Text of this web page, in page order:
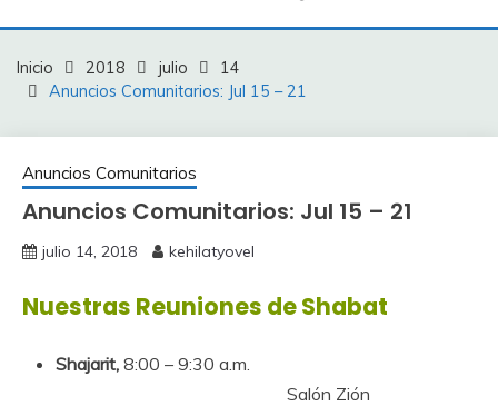
BOLETÍN SHAVUA
TOV
Inicio 2018 julio
14
Anuncios Comunitarios: Jul 15 – 21
Anuncios Comunitarios
Anuncios Comunitarios: Jul 15 – 21
julio 14, 2018 kehilatyovel
Nuestras Reuniones de Shabat
Shajarit, 8:00 – 9:30 a.m.
Salón Zión